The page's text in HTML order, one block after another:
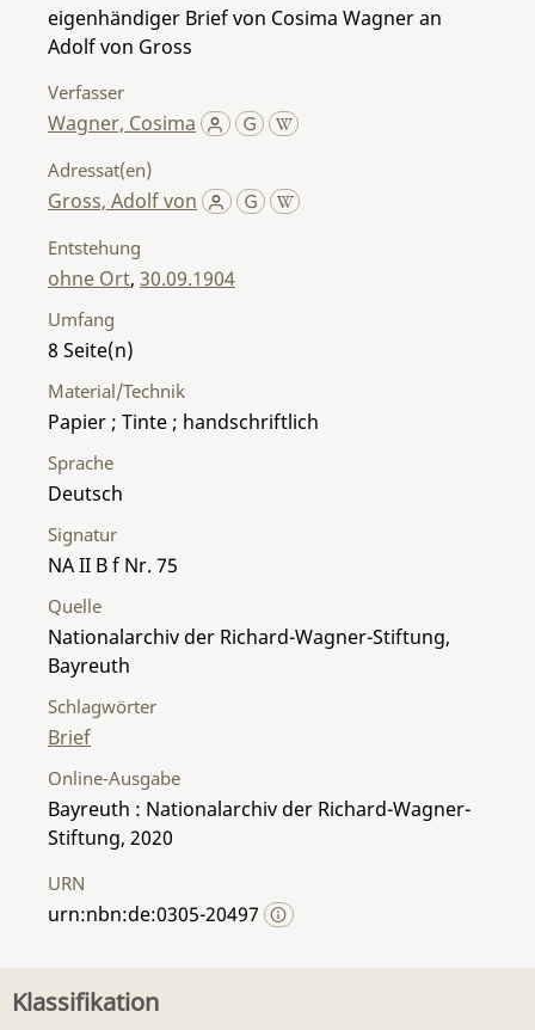
eigenhändiger Brief von Cosima Wagner an
Adolf von Gross
Verfasser
Wagner, Cosima
Adressat(en)
Gross, Adolf von
Entstehung
ohne Ort, 30.09.1904
Umfang
8
Material/Technik
Papier ; Tinte ; handschriftlich
Sprache
Deutsch
Signatur
NA II B f Nr. 75
Quelle
Nationalarchiv der Richard-Wagner-Stiftung,
Bayreuth
Schlagwörter
Brief
Online-Ausgabe
Bayreuth : Nationalarchiv der Richard-Wagner-
Stiftung, 2020
URN
urn:nbn:de:0305-20497
Klassifikation